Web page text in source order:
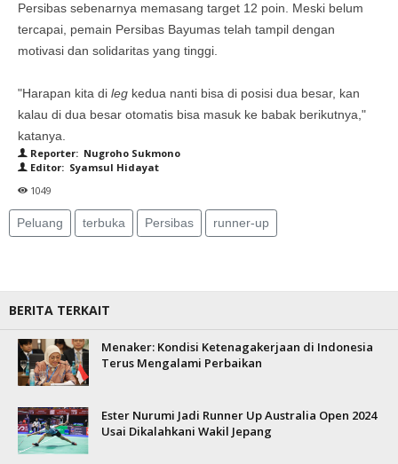
Persibas sebenarnya memasang target 12 poin. Meski belum
tercapai, pemain Persibas Bayumas telah tampil dengan
motivasi dan solidaritas yang tinggi.
"Harapan kita di leg kedua nanti bisa di posisi dua besar, kan
kalau di dua besar otomatis bisa masuk ke babak berikutnya,"
katanya.
Reporter: Nugroho Sukmono
Editor: Syamsul Hidayat
1049
Peluang terbuka Persibas runner-up
BERITA TERKAIT
Menaker: Kondisi Ketenagakerjaan di Indonesia
Terus Mengalami Perbaikan
Ester Nurumi Jadi Runner Up Australia Open 2024
Usai Dikalahkani Wakil Jepang